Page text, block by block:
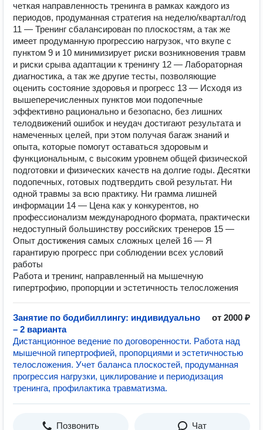
четкая направленность тренинга в рамках каждого из
периодов, продуманная стратегия на неделю/квартал/год
11 — Тренинг сбалансирован по плоскостям, а так же
имеет продуманную прогрессию нагрузок, что вкупе с
пунктом 9 и 10 минимизирует риски возникновения травм
и риски срыва адаптации к тренингу 12 — Лабораторная
диагностика, а так же другие тесты, позволяющие
оценить состояние здоровья и прогресс 13 — Исходя из
вышеперечисленных пунктов мои подопечные
эффективно рационально и безопасно, без лишних
телодвижений ошибок и неудач достигают результата и
намеченных целей, при этом получая багаж знаний и
опыта, которые помогут оставаться здоровым и
функциональным, с высоким уровнем общей физической
подготовки и физических качеств на долгие годы. Десятки
подопечных, готовых подтвердить свой результат. Ни
одной травмы за всю практику. Ни грамма лишней
информации 14 — Цена как у конкурентов, но
профессионализм международного формата, практически
недоступный большинству российских тренеров 15 —
Опыт достижения самых сложных целей 16 — Я
гарантирую прогресс при соблюдении всех условий
работы
Работа и тренинг, направленный на мышечную
гипертрофию, пропорции и эстетичность телосложения
Занятие по бодибиллингу: индивидуально
– 2 варианта
от 2000 ₽
Дистанционное ведение по договоренности. Работа над
мышечной гипертрофией, пропорциями и эстетичностью
телосложения. Учет баланса плоскостей, продуманная
прогрессия нагрузки, циклирование и периодизация
тренинга, профилактика травматизма.
Позвонить Чат